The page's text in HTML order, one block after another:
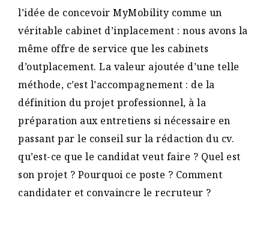
l’idée de concevoir MyMobility comme un
véritable cabinet d’inplacement : nous avons la
même offre de service que les cabinets
d’outplacement. La valeur ajoutée d’une telle
méthode, c’est l’accompagnement : de la
définition du projet professionnel, à la
préparation aux entretiens si nécessaire en
passant par le conseil sur la rédaction du cv.
qu’est-ce que le candidat veut faire ? Quel est
son projet ? Pourquoi ce poste ? Comment
candidater et convaincre le recruteur ?